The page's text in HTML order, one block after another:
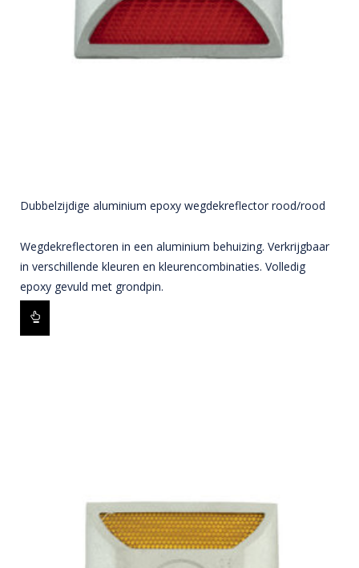
Dubbelzijdige aluminium epoxy wegdekreflector rood/rood
Wegdekreflectoren in een aluminium behuizing. Verkrijgbaar
in verschillende kleuren en kleurencombinaties. Volledig
epoxy gevuld met grondpin.